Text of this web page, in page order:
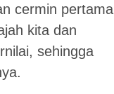
cermin pertama
kita dan
sehingga